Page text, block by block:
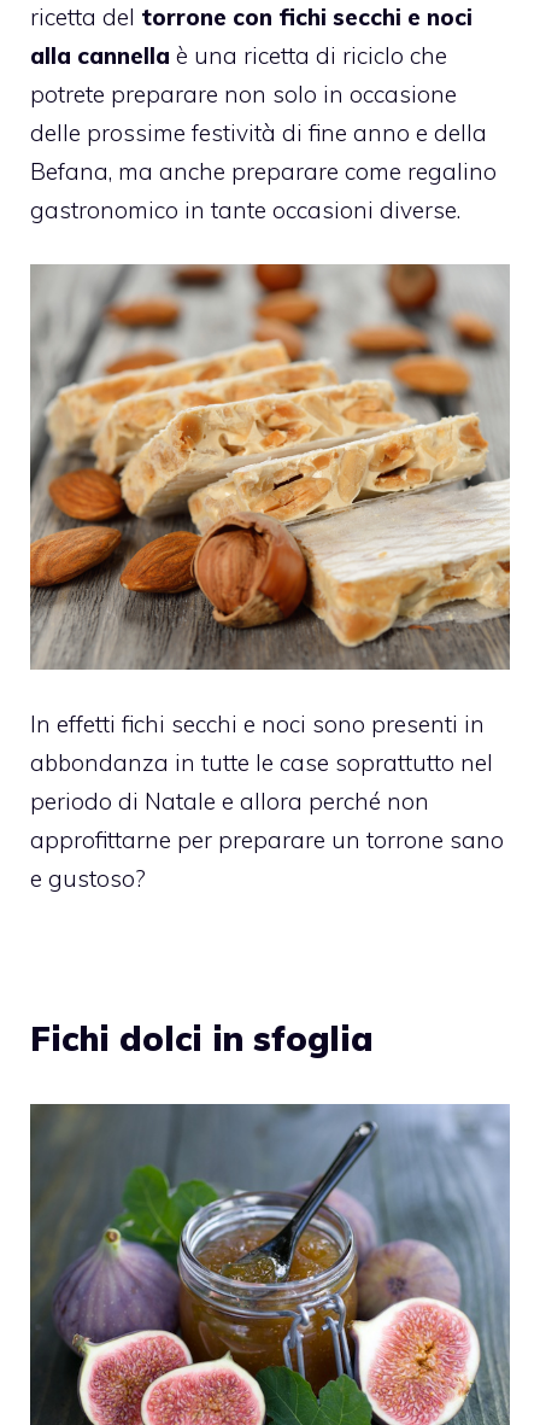
ricetta del torrone con fichi secchi e noci
alla cannella è una ricetta di riciclo che
potrete preparare non solo in occasione
delle prossime festività di fine anno e della
Befana, ma anche preparare come regalino
gastronomico in tante occasioni diverse.
In effetti fichi secchi e noci sono presenti in
abbondanza in tutte le case soprattutto nel
periodo di Natale e allora perché non
approfittarne per preparare un torrone sano
e gustoso?
Fichi dolci in sfoglia